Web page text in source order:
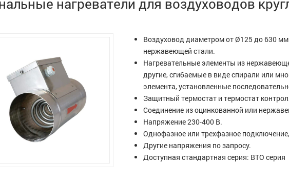
Воздуховод диаметром от Ø125 до 630
нержавеющей стали.
Нагревательные элементы из
другие, сгибаемые в виде спирали или
элемента, установленные
Защитный термостат и термостат
Соединение из оцинкованной или
Напряжение 230-400 В.
Однофазное или трехфазное
Другие напряжения по запросу.
Доступная стандартная серия: BTO серия